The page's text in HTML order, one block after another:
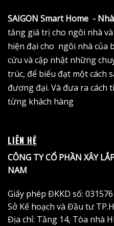
SAIGON Smart Home -
tăng giá trị cho ngôi nhà
hiện đại cho ngôi nhà của
cứu và cập nhật những
trúc, để biểu đạt một cách
đương đại. Và đưa ra cách
từng khách hàng
LIÊN HỆ
CÔNG TY CỔ PHẦN XÂY
NAM
Giấy phép ĐKKD số:
Sở Kế hoạch và Đầu tư
Địa chỉ: Tầng 14, Tòa nhà